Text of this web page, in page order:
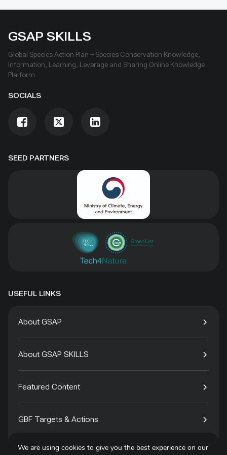
SEED PARTNERS
GSAP SKILLS
Global Species Action Plan – Species Conservation Knowledge,
Information, Learning, Leverage and Sharing Online Knowledge
Platform
SOCIALS
USEFUL LINKS
About GSAP
About GSAP SKILLS
Featured Content
GBF Targets & Actions
Tech4Species
We are using cookies to give you the best experience on our